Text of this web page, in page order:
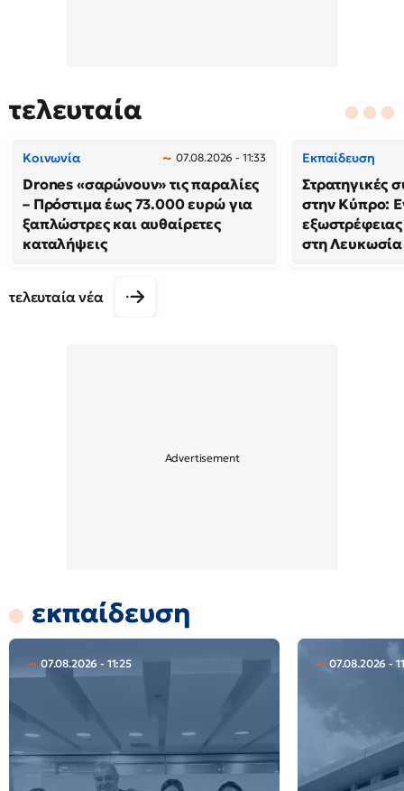
τελευταία
Κοινωνία 07.08.2026 - 11:33
Drones «σαρώνουν» τις παραλίες
– Πρόστιμα έως 73.000 ευρώ για
ξαπλώστρες και αυθαίρετες
καταλήψεις
Εκπαίδευση
Στρατηγικές
στην Κύπρο:
στη Λευκωσία
τελευταία νέα
εκπαίδευση
07.08.2026 - 11:25 07.08.2026 -